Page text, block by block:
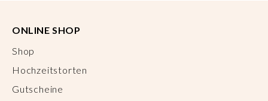
ONLINE SHOP
Shop
Hochzeitstorten
Gutscheine